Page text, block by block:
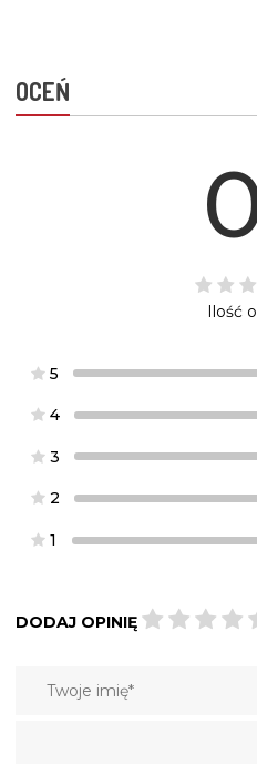
OCEŃ
Ilość
5
4
3
2
1
DODAJ OPINIĘ